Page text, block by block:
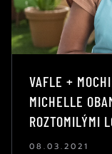
VAFLE +
MICHELLE
ROZTOMILÝMI
08.03.2021